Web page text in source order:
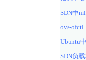
SDN中
ovs-ofctl
Ubuntu
SDN负